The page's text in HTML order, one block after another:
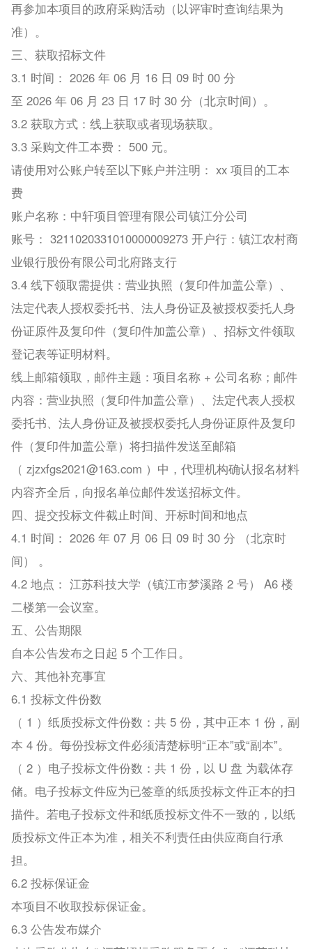
再参加本项目的政府采购活动（以评审时查询结果为
准）。
三、获取招标文件
3.1 时间： 2026 年 06 月 16 日 09 时 00 分
至 2026 年 06 月 23 日 17 时 30 分（北京时间）。
3.2 获取方式：线上获取或者现场获取。
3.3 采购文件工本费： 500 元。
请使用对公账户转至以下账户并注明： xx 项目的工本
费
账户名称：中轩项目管理有限公司镇江分公司
账号： 3211020331010000009273 开户行：镇江农村商
业银行股份有限公司北府路支行
3.4 线下领取需提供：营业执照（复印件加盖公章）、
法定代表人授权委托书、法人身份证及被授权委托人身
份证原件及复印件（复印件加盖公章）、招标文件领取
登记表等证明材料。
线上邮箱领取，邮件主题：项目名称 + 公司名称；邮件
内容：营业执照（复印件加盖公章）、法定代表人授权
委托书、法人身份证及被授权委托人身份证原件及复印
件（复印件加盖公章）将扫描件发送至邮箱
（ zjzxfgs2021@163.com ）中，代理机构确认报名材料
内容齐全后，向报名单位邮件发送招标文件。
四、提交投标文件截止时间、开标时间和地点
4.1 时间： 2026 年 07 月 06 日 09 时 30 分 （北京时
间） 。
4.2 地点： 江苏科技大学（镇江市梦溪路 2 号） A6 楼
二楼第一会议室。
五、公告期限
自本公告发布之日起 5 个工作日。
六、其他补充事宜
6.1 投标文件份数
（ 1 ）纸质投标文件份数：共 5 份，其中正本 1 份，副
本 4 份。每份投标文件必须清楚标明“正本”或“副本”。
（ 2 ）电子投标文件份数：共 1 份，以 U 盘 为载体存
储。电子投标文件应为已签章的纸质投标文件正本的扫
描件。若电子投标文件和纸质投标文件不一致的，以纸
质投标文件正本为准，相关不利责任由供应商自行承
担。
6.2 投标保证金
本项目不收取投标保证金。
6.3 公告发布媒介